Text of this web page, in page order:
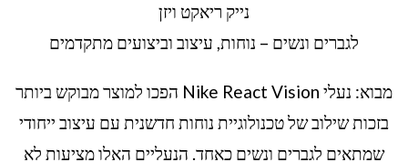
נייק ריאקט ויזן
לגברים ונשים – נוחות, עיצוב וביצועים מתקדמים
מבוא: נעלי Nike React Vision הפכו למוצר מבוקש ביותר
בזכות שילוב של טכנולוגיית נוחות חדשנית עם עיצוב ייחודי
שמתאים לגברים ונשים כאחד. הנעליים האלו מציעות לא